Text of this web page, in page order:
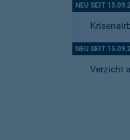
NEU SEIT
NEU SEIT
Verzicht